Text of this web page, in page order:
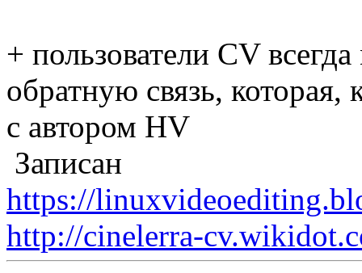
+ пользователи CV
обратную связь, которая,
с автором HV
Записан
https://
http://cinelerra-